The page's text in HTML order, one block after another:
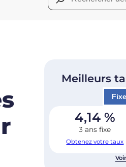
Meilleurs
Fixe
4,14 %
3 ans fixe
Obtenez votre taux